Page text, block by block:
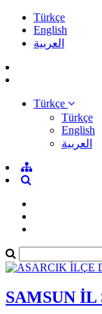
Türkçe
English
العربية
Türkçe
Türkçe
English
العربية
SAMSUN